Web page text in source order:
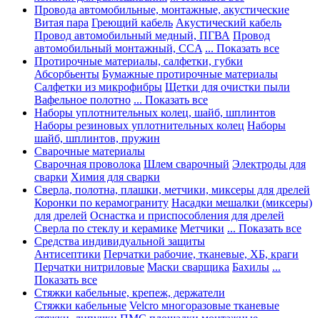
Провода автомобильные, монтажные, акустические
Витая пара Греющий кабель Акустический кабель
Провод автомобильный медный, ПГВА Провод
автомобильный монтажный, CCA ... Показать все
Протирочные материалы, салфетки, губки
Абсорбьенты Бумажные протирочные материалы
Салфетки из микрофибры Щетки для очистки пыли
Вафельное полотно ... Показать все
Наборы уплотнительных колец, шайб, шплинтов
Наборы резиновых уплотнительных колец Наборы
шайб, шплинтов, пружин
Сварочные материалы
Сварочная проволока Шлем сварочный Электроды для
сварки Химия для сварки
Сверла, полотна, плашки, метчики, миксеры для дрелей
Коронки по керамограниту Насадки мешалки (миксеры)
для дрелей Оснастка и приспособления для дрелей
Сверла по стеклу и керамике Метчики ... Показать все
Средства индивидуальной защиты
Антисептики Перчатки рабочие, тканевые, ХБ, краги
Перчатки нитриловые Маски сварщика Бахилы ...
Показать все
Стяжки кабельные, крепеж, держатели
Стяжки кабельные Velcro многоразовые тканевые